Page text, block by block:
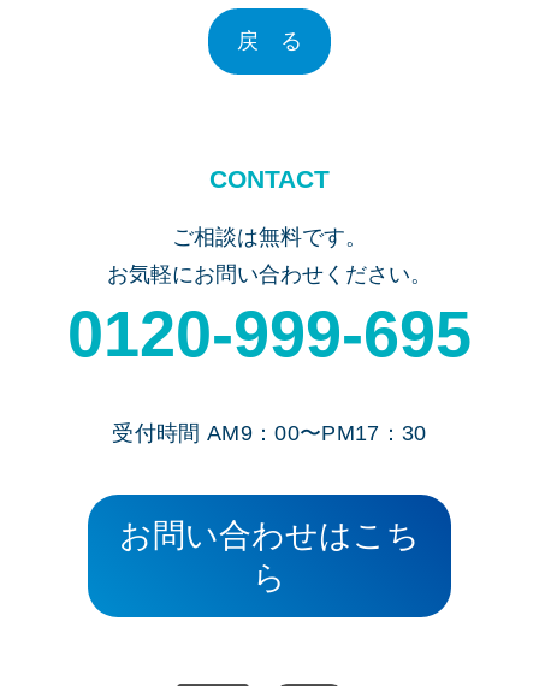
戻 る
CONTACT
ご相談は無料です。
お気軽にお問い合わせください。
0120-999-695
受付時間 AM9：00〜PM17：30
お問い合わせはこち
ら